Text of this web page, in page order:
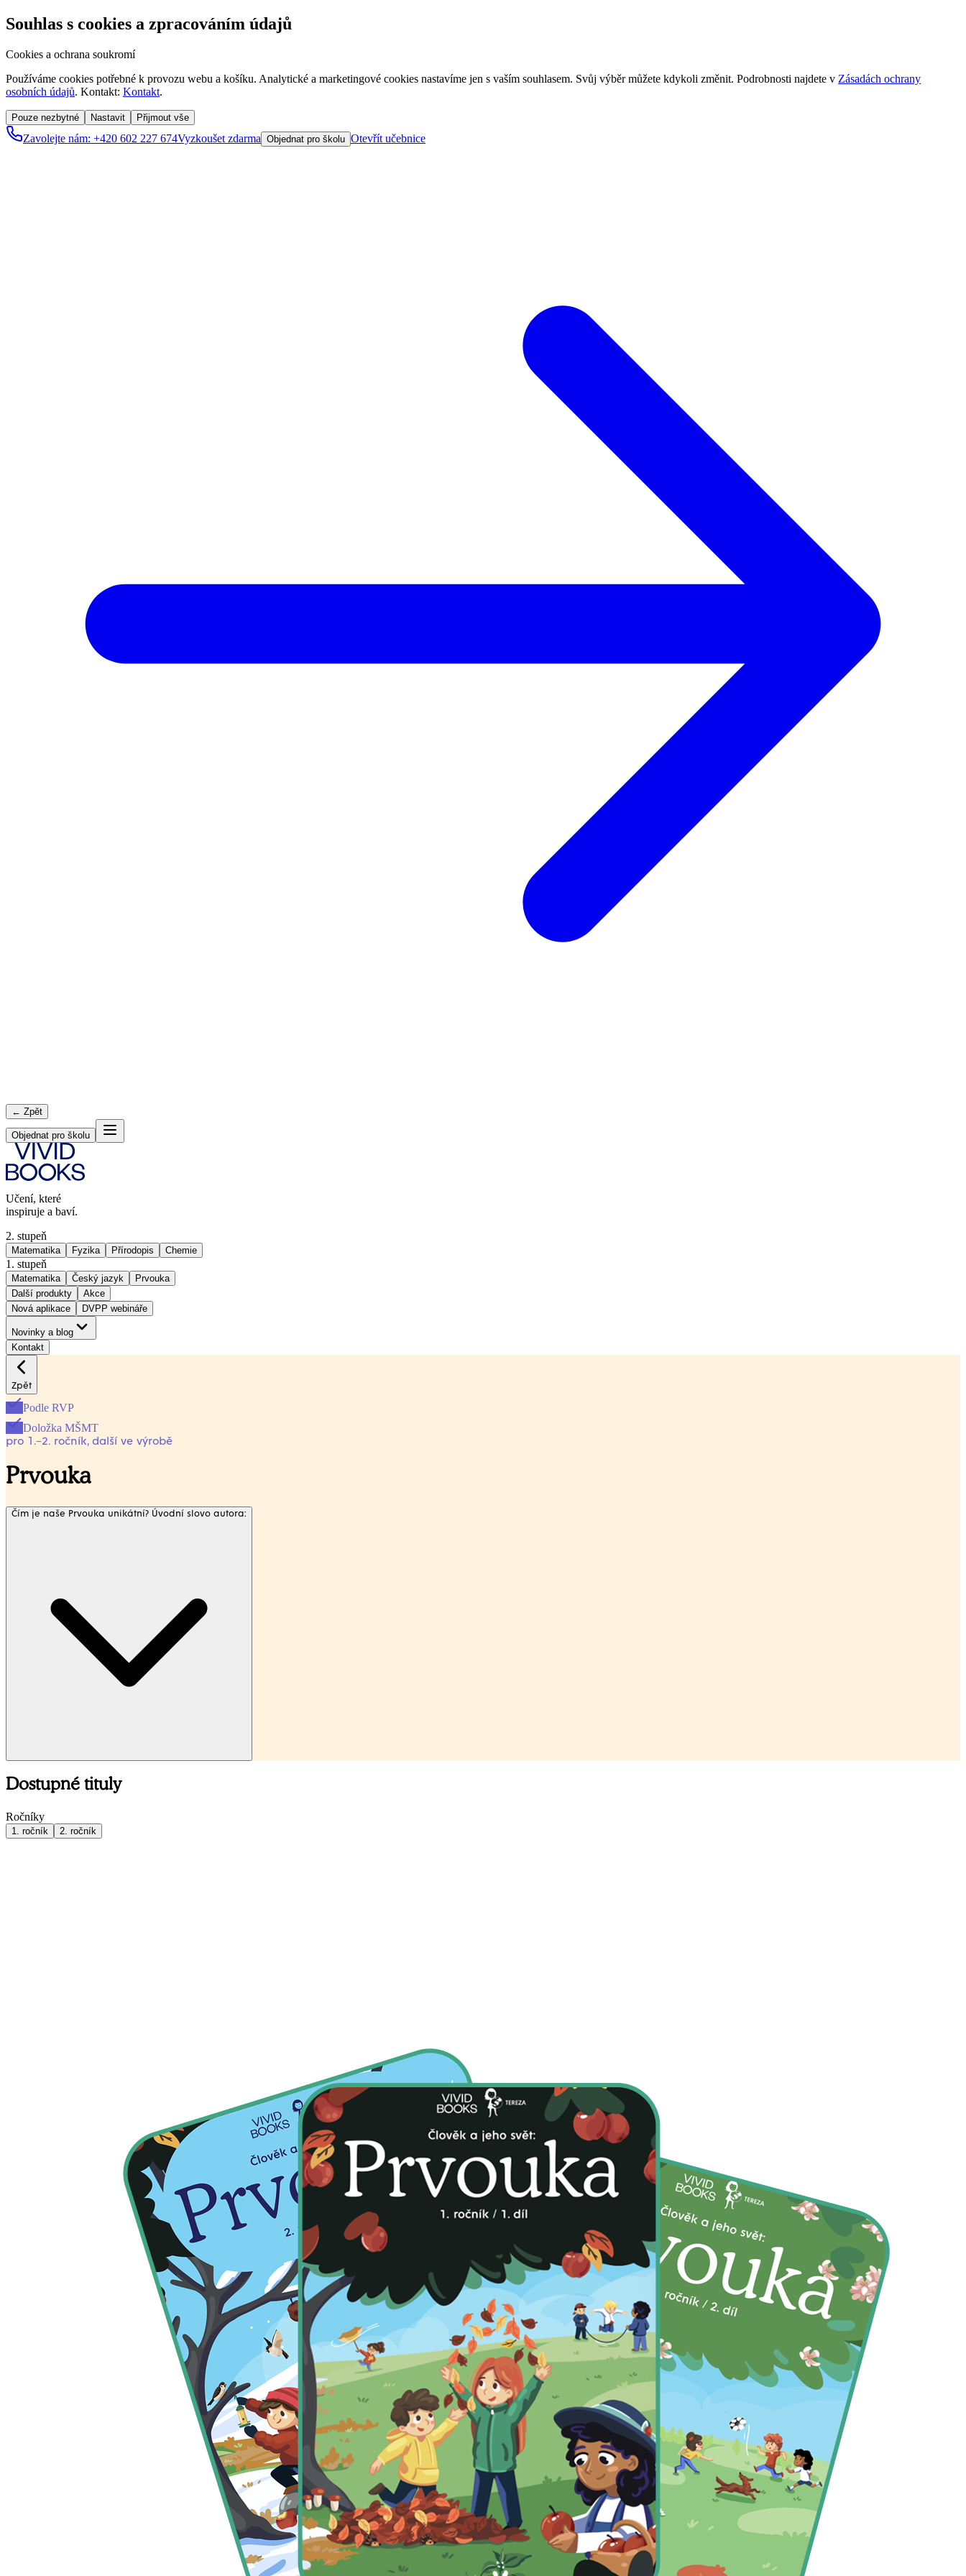
Souhlas s cookies a zpracováním údajů
Cookies a ochrana soukromí
Používáme cookies potřebné k provozu webu a košíku. Analytické a marketingové cookies nastavíme jen s vaším souhlasem. Svůj výběr můžete kdykoli změnit. Podrobnosti najdete v Zásadách ochrany
osobních údajů. Kontakt: Kontakt.
Pouze nezbytné Nastavit Přijmout vše
Zavolejte nám: +420 602 227 674Vyzkoušet zdarma Objednat pro školu Otevřít učebnice
← Zpět
Objednat pro školu
Učení, které
inspiruje a baví.
2. stupeň
Matematika Fyzika Přírodopis Chemie
1. stupeň
Matematika Český jazyk
Prvouka
Další produkty
Akce
Nová aplikace
DVPP webináře
Novinky a blog
Kontakt
Zpět
Podle RVP
Doložka MŠMT
pro 1.–2. ročník, další ve výrobě
Prvouka
Čím je naše Prvouka unikátní? Úvodní slovo autora:
Dostupné tituly
Ročníky
1. ročník 2. ročník